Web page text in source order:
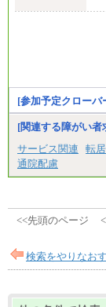
経
(
た
中
月
(注
(
月
経
週
(注
た
額
[参加予定クロー
[関連する障がい
サービス関連
転
通院配慮
<<先頭のページ
検索をやりなおす